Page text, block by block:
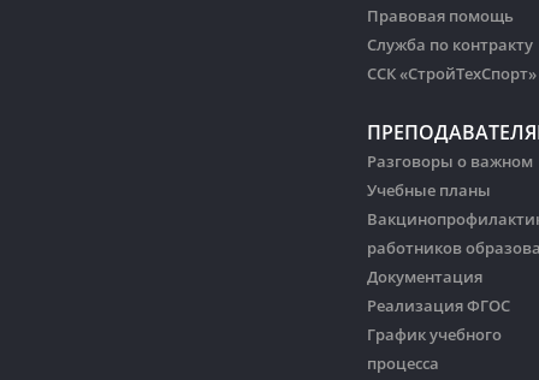
Правовая помощь
Служба по контракту
ССК «СтройТехСпорт»
Разговоры о важном
Учебные планы
работников
Документация
Реализация ФГОС
График учебного
процесса